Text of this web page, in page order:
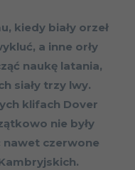
kiedy biały orzeł
a inne orły
naukę latania,
siały trzy lwy.
klifach Dover
nie były
nawet czerwone